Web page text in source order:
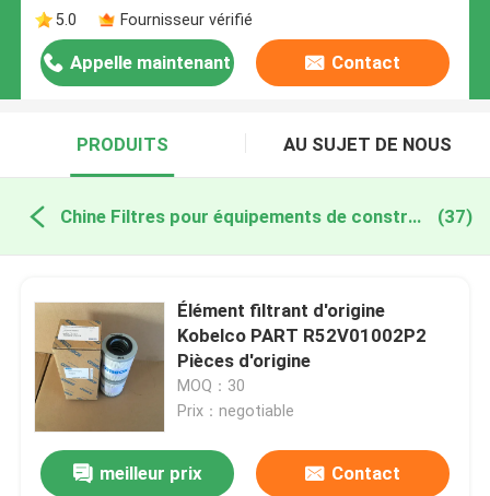
5.0
Fournisseur vérifié
Appelle maintenant Contact
PRODUITS AU SUJET DE NOUS
Chine Filtres pour équipements de construction (37)
Élément filtrant d'origine
Kobelco PART R52V01002P2
Pièces d'origine
MOQ：30
Prix：negotiable
meilleur prix Contact